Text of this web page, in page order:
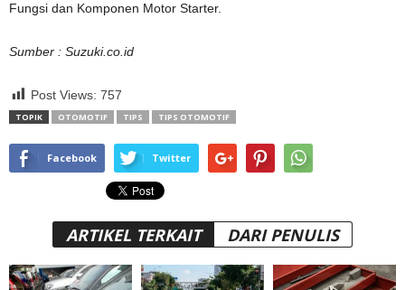
Fungsi dan Komponen Motor Starter.
Sumber : Suzuki.co.id
Post Views: 757
TOPIK OTOMOTIF TIPS TIPS OTOMOTIF
Facebook Twitter
ARTIKEL TERKAIT DARI PENULIS